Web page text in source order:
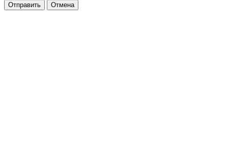
Отправить Отмена